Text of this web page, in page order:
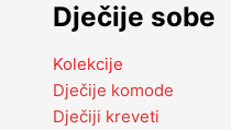
Dječije sobe
Kolekcije
Dječije komode
Dječiji kreveti